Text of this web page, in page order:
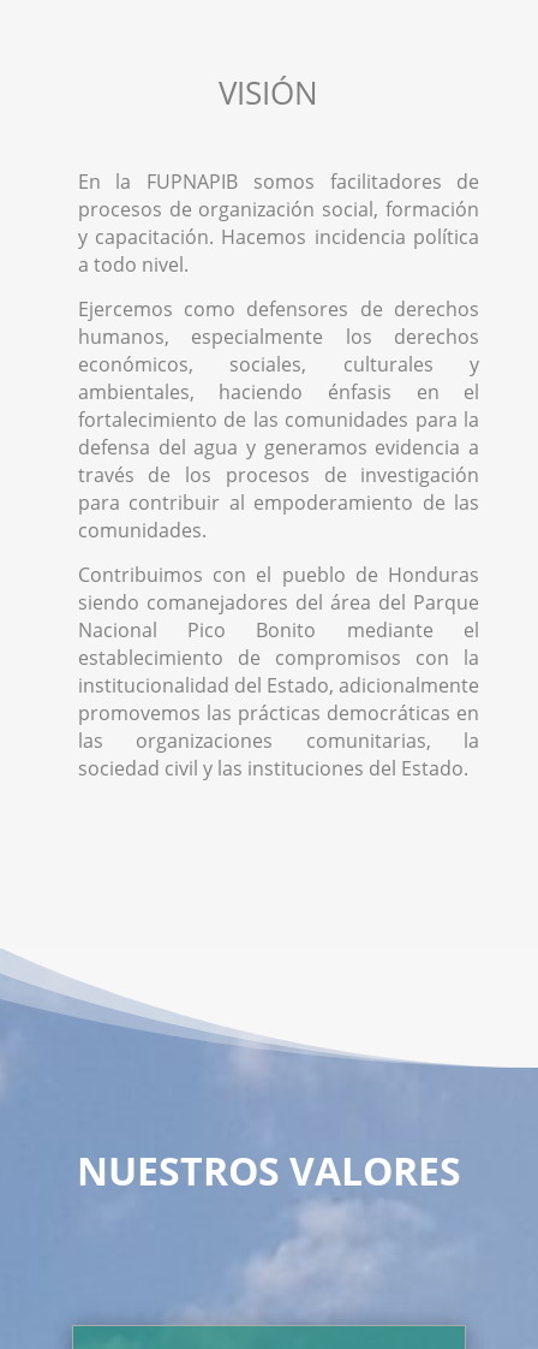
VISIÓN
En la FUPNAPIB somos facilitadores de
procesos de organización social, formación
y capacitación. Hacemos incidencia política
a todo nivel.
Ejercemos como defensores de derechos
humanos, especialmente los derechos
económicos, sociales, culturales y
ambientales, haciendo énfasis en el
fortalecimiento de las comunidades para la
defensa del agua y generamos evidencia a
través de los procesos de investigación
para contribuir al empoderamiento de las
comunidades.
Contribuimos con el pueblo de Honduras
siendo comanejadores del área del Parque
Nacional Pico Bonito mediante el
establecimiento de compromisos con la
institucionalidad del Estado, adicionalmente
promovemos las prácticas democráticas en
las organizaciones comunitarias, la
sociedad civil y las instituciones del Estado.
NUESTROS VALORES